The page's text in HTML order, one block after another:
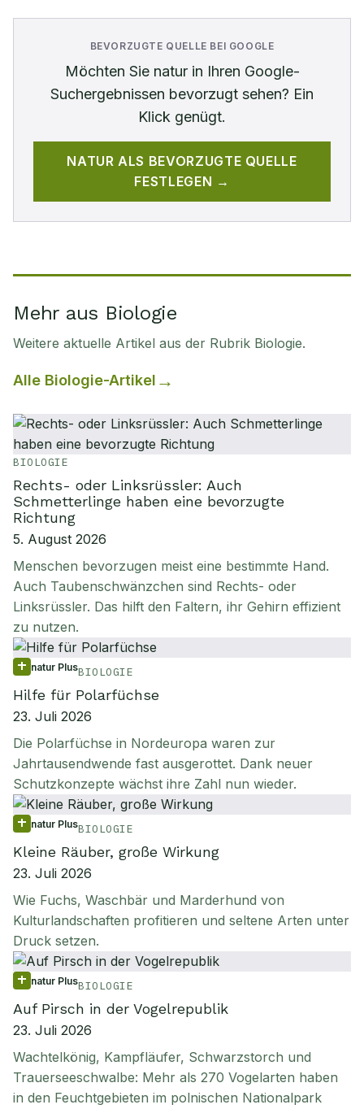
BEVORZUGTE QUELLE BEI GOOGLE
Möchten Sie naturin Ihren Google-
Suchergebnissen bevorzugt sehen? Ein
Klick genügt.
NATUR ALS BEVORZUGTE QUELLE
FESTLEGEN →
Mehr aus Biologie
Weitere aktuelle Artikel aus der Rubrik Biologie.
Alle Biologie-Artikel
BIOLOGIE
Rechts- oder Linksrüssler: Auch
Schmetterlinge haben eine bevorzugte
Richtung
5. August 2026
Menschen bevorzugen meist eine bestimmte Hand.
Auch Taubenschwänzchen sind Rechts- oder
Linksrüssler. Das hilft den Faltern, ihr Gehirn effizient
zu nutzen.
natur PlusBIOLOGIE
Hilfe für Polarfüchse
23. Juli 2026
Die Polarfüchse in Nordeuropa waren zur
Jahrtausendwende fast ausgerottet. Dank neuer
Schutzkonzepte wächst ihre Zahl nun wieder.
natur PlusBIOLOGIE
Kleine Räuber, große Wirkung
23. Juli 2026
Wie Fuchs, Waschbär und Marderhund von
Kulturlandschaften profitieren und seltene Arten unter
Druck setzen.
natur PlusBIOLOGIE
Auf Pirsch in der Vogelrepublik
23. Juli 2026
Wachtelkönig, Kampfläufer, Schwarzstorch und
Trauerseeschwalbe: Mehr als 270 Vogelarten haben
in den Feuchtgebieten im polnischen Nationalpark